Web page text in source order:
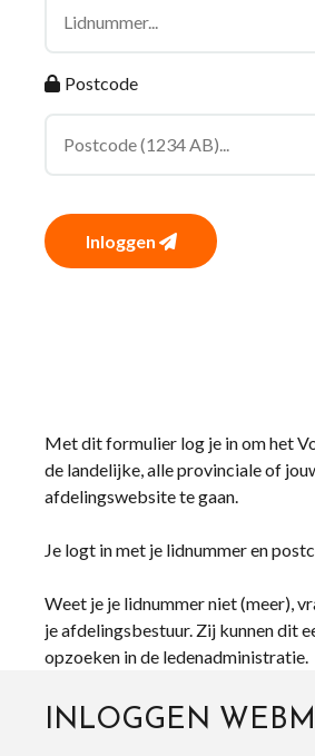
Postcode
Inloggen
Met dit formulier log je in om het
de landelijke, alle provinciale of
afdelingswebsite te gaan.
Je logt in met je lidnummer en
Weet je je lidnummer niet (meer),
je afdelingsbestuur. Zij kunnen dit
opzoeken in de ledenadministratie.
INLOGGEN